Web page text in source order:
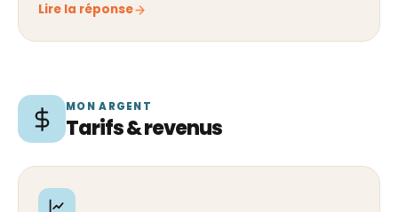
Lire la réponse
MON ARGENT
Tarifs & revenus